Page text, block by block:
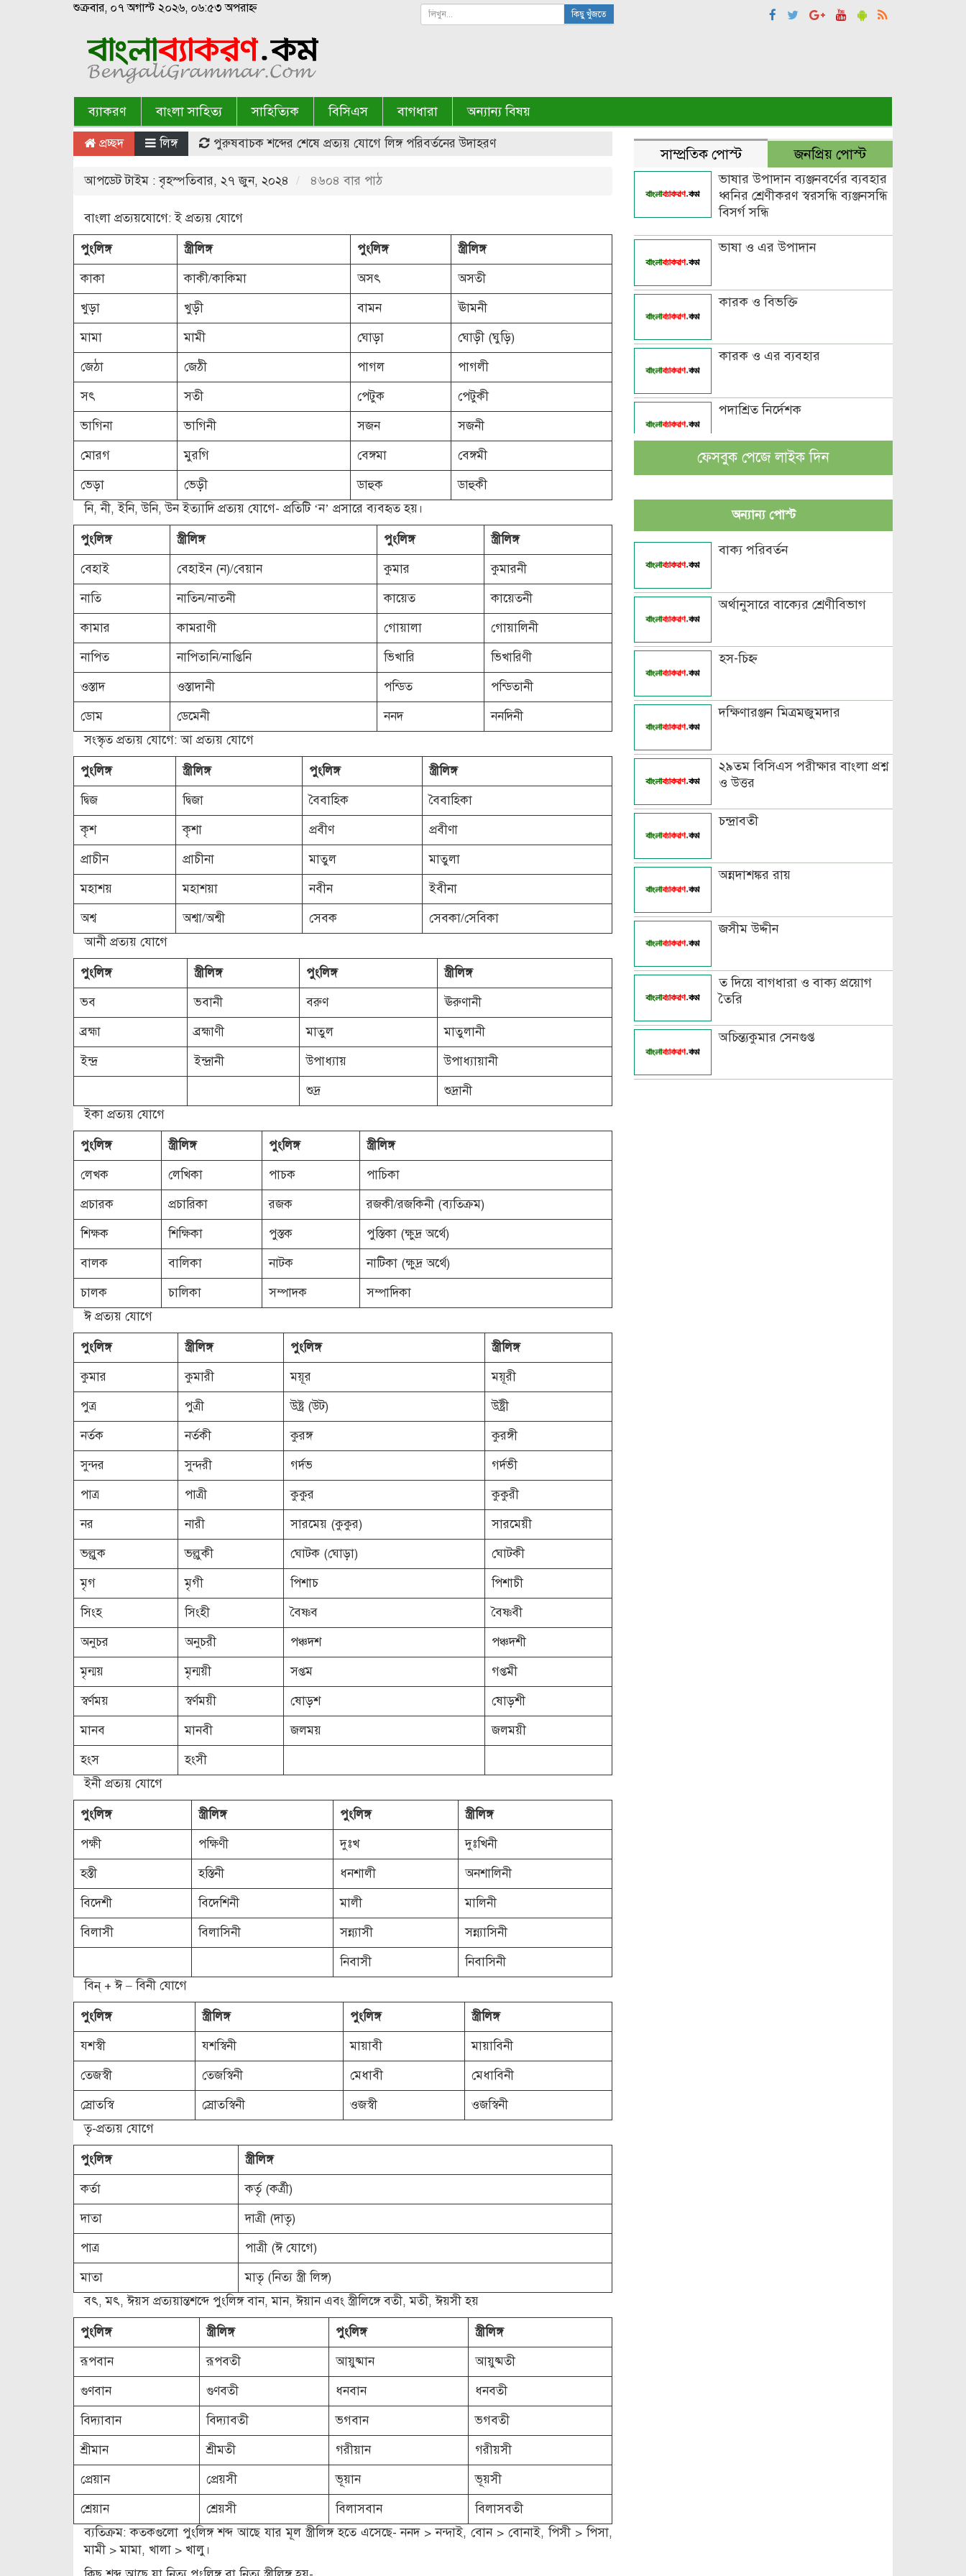
শুক্রবার, ০৭ অগাস্ট ২০২৬, ০৬:৫৩ অপরাহ্ন কিছু খুঁজতে
ব্যাকরণ বাংলা সাহিত্য সাহিত্যিক বিসিএস বাগধারা অন্যান্য বিষয়
প্রচ্ছদ লিঙ্গ পুরুষবাচক শব্দের শেষে প্রত্যয় যোগে লিঙ্গ পরিবর্তনের উদাহরণ
আপডেট টাইম : বৃহস্পতিবার, ২৭ জুন, ২০২৪ ৪৬০৪ বার পাঠ
বাংলা প্রত্যয়যোগে: ই প্রত্যয় যোগে
পুংলিঙ্গ স্ত্রীলিঙ্গ পুংলিঙ্গ
স্ত্রীলিঙ্গ
কাকা
কাকী/কাকিমা অসৎ
অসতী
খুড়া
খুড়ী বামন
ঊামনী
মামা
মামী ঘোড়া
ঘোড়ী (ঘুড়ি)
জেঠা
জেঠী পাগল
পাগলী
সৎ
সতী পেটুক
পেটুকী
ভাগিনা
ভাগিনী সজন
সজনী
মোরগ
মুরগি বেঙ্গমা
বেঙ্গমী
ভেড়া
ভেড়ী ডাহুক
ডাহুকী
নি, নী, ইনি, উনি, উন ইত্যাদি প্রত্যয় যোগে- প্রতিটি ‘ন’ প্রসারে ব্যবহৃত হয়।
পুংলিঙ্গ স্ত্রীলিঙ্গ পুংলিঙ্গ
স্ত্রীলিঙ্গ
বেহাই
বেহাইন (ন)/বেয়ান কুমার
কুমারনী
নাতি
নাতিন/নাতনী কায়েত
কায়েতনী
কামার
কামরাণী গোয়ালা
গোয়ালিনী
নাপিত
নাপিতানি/নাপ্তিনি ভিখারি
ভিখারিণী
ওস্তাদ
ওস্তাদানী পন্ডিত
পন্ডিতানী
ডোম
ডেমেনী ননদ
ননদিনী
সংস্কৃত প্রত্যয় যোগে: আ প্রত্যয় যোগে
পুংলিঙ্গ স্ত্রীলিঙ্গ পুংলিঙ্গ
স্ত্রীলিঙ্গ
দ্বিজ
দ্বিজা বৈবাহিক
বৈবাহিকা
কৃশ
কৃশা প্রবীণ
প্রবীণা
প্রাচীন
প্রাচীনা মাতুল
মাতুলা
মহাশয়
মহাশয়া নবীন
ইবীনা
অশ্ব
অশ্বা/অশ্বী সেবক
সেবকা/সেবিকা
আনী প্রত্যয় যোগে
পুংলিঙ্গ স্ত্রীলিঙ্গ পুংলিঙ্গ
স্ত্রীলিঙ্গ
ভব
ভবানী বরুণ
ঊরুণানী
ব্রহ্মা
ব্রহ্মাণী মাতুল
মাতুলানী
ইন্দ্র
ইন্দ্রানী উপাধ্যায়
উপাধ্যায়ানী
শুদ্র
শুদ্রানী
ইকা প্রত্যয় যোগে
পুংলিঙ্গ স্ত্রীলিঙ্গ পুংলিঙ্গ
স্ত্রীলিঙ্গ
লেখক
লেখিকা পাচক
পাচিকা
প্রচারক
প্রচারিকা রজক
রজকী/রজকিনী (ব্যতিক্রম)
শিক্ষক
শিক্ষিকা পুস্তক
পুস্তিকা (ক্ষুদ্র অর্থে)
বালক
বালিকা নাটক
নাটিকা (ক্ষুদ্র অর্থে)
চালক
চালিকা সম্পাদক
সম্পাদিকা
ঈ প্রত্যয় যোগে
পুংলিঙ্গ স্ত্রীলিঙ্গ পুংলিঙ্গ
স্ত্রীলিঙ্গ
কুমার
কুমারী ময়ূর
ময়ূরী
পুত্র
পুত্রী উষ্ট্র (উট)
উষ্ট্রী
নর্তক
নর্তকী কুরঙ্গ
কুরঙ্গী
সুন্দর
সুন্দরী গর্দভ
গর্দভী
পাত্র
পাত্রী কুকুর
কুকুরী
নর
নারী সারমেয় (কুকুর)
সারমেয়ী
ভল্লুক
ভল্লুকী ঘোটক (ঘোড়া)
ঘোটকী
মৃগ
মৃগী পিশাচ
পিশাচী
সিংহ
সিংহী বৈষ্ণব
বৈষ্ণবী
অনুচর
অনুচরী পঞ্চদশ
পঞ্চদশী
মৃন্ময়
মৃন্ময়ী সপ্তম
গপ্তমী
স্বর্ণময়
স্বর্ণময়ী ষোড়শ
ষোড়শী
মানব
মানবী জলময়
জলময়ী
হংস
হংসী
ইনী প্রত্যয় যোগে
পুংলিঙ্গ স্ত্রীলিঙ্গ পুংলিঙ্গ
স্ত্রীলিঙ্গ
পক্ষী
পক্ষিণী দুঃখ
দুঃখিনী
হস্তী
হস্তিনী ধনশালী
অনশালিনী
বিদেশী
বিদেশিনী মালী
মালিনী
বিলাসী
বিলাসিনী সন্ন্যাসী
সন্ন্যাসিনী
নিবাসী
নিবাসিনী
বিন্ + ঈ – বিনী যোগে
পুংলিঙ্গ স্ত্রীলিঙ্গ পুংলিঙ্গ
স্ত্রীলিঙ্গ
যশস্বী
যশস্বিনী মায়াবী
মায়াবিনী
তেজস্বী
তেজস্বিনী মেধাবী
মেধাবিনী
স্রোতস্বি
স্রোতস্বিনী ওজস্বী
ওজস্বিনী
তৃ-প্রত্যয় যোগে
পুংলিঙ্গ
স্ত্রীলিঙ্গ
কর্তা
কর্তৃ (কর্ত্রী)
দাতা
দাত্রী (দাতৃ)
পাত্র
পাত্রী (ঈ যোগে)
মাতা
মাতৃ (নিত্য স্ত্রী লিঙ্গ)
বৎ, মৎ, ঈয়স প্রত্যয়ান্তশব্দে পুংলিঙ্গ বান, মান, ঈয়ান এবং স্ত্রীলিঙ্গে বতী, মতী, ঈয়সী হয়
পুংলিঙ্গ স্ত্রীলিঙ্গ পুংলিঙ্গ
স্ত্রীলিঙ্গ
রূপবান
রূপবতী আয়ুষ্মান
আয়ুষ্মতী
গুণবান
গুণবতী ধনবান
ধনবতী
বিদ্যাবান
বিদ্যাবতী ভগবান
ভগবতী
শ্রীমান
শ্রীমতী গরীয়ান
গরীয়সী
প্রেয়ান
প্রেয়সী ভূয়ান
ভূয়সী
শ্রেয়ান
শ্রেয়সী বিলাসবান
বিলাসবতী
ব্যতিক্রম: কতকগুলো পুংলিঙ্গ শব্দ আছে যার মূল স্ত্রীলিঙ্গ হতে এসেছে- ননদ > নন্দাই, বোন > বোনাই, পিসী > পিসা,
মামী > মামা, খালা > খালু।
সাম্প্রতিক পোস্ট জনপ্রিয় পোস্ট
ভাষার উপাদান ব্যঞ্জনবর্ণের ব্যবহার
ধ্বনির শ্রেণীকরণ স্বরসন্ধি ব্যঞ্জনসন্ধি
বিসর্গ সন্ধি
ভাষা ও এর উপাদান
কারক ও বিভক্তি
কারক ও এর ব্যবহার
পদাশ্রিত নির্দেশক
বচন কাকে বলে এবং প্রকারসহ
উদাহরণ
পুরুষবাচক শব্দের শেষে প্রত্যয় যোগে
লিঙ্গ পরিবর্তনের উদাহরণ
পরিবর্তনের উদাহরণ
উদাহরণ
ফেসবুক পেজে লাইক দিন
অন্যান্য পোস্ট
বাক্য পরিবর্তন
অর্থানুসারে বাক্যের শ্রেণীবিভাগ
হস-চিহ্ন
দক্ষিণারঞ্জন মিত্রমজুমদার
২৯তম বিসিএস পরীক্ষার বাংলা প্রশ্ন
ও উত্তর
চন্দ্রাবতী
অন্নদাশঙ্কর রায়
জসীম উদ্দীন
ত দিয়ে বাগধারা ও বাক্য প্রয়োগ
তৈরি
অচিন্ত্যকুমার সেনগুপ্ত